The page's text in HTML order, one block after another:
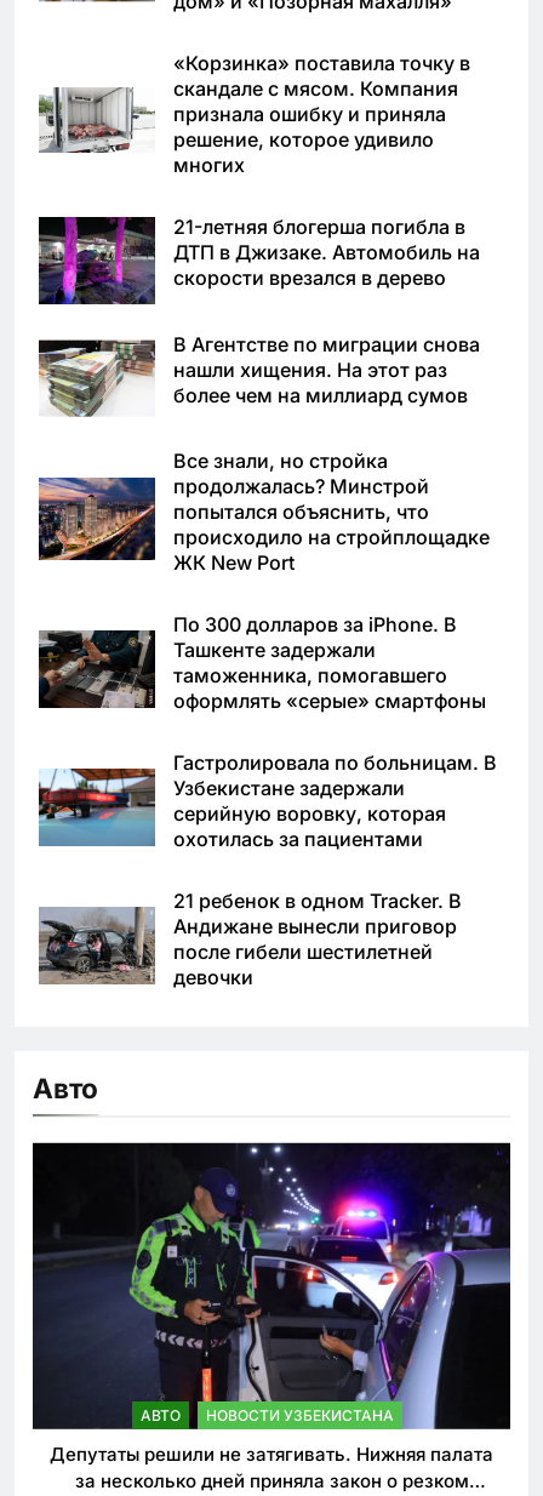
«Корзинка» поставила точку в
скандале с мясом. Компания
признала ошибку и приняла
решение, которое удивило
многих
21-летняя блогерша погибла в
ДТП в Джизаке. Автомобиль на
скорости врезался в дерево
В Агентстве по миграции снова
нашли хищения. На этот раз
более чем на миллиард сумов
Все знали, но стройка
продолжалась? Минстрой
попытался объяснить, что
происходило на стройплощадке
ЖК New Port
По 300 долларов за iPhone. В
Ташкенте задержали
таможенника, помогавшего
оформлять «серые» смартфоны
Гастролировала по больницам. В
Узбекистане задержали
серийную воровку, которая
охотилась за пациентами
21 ребенок в одном Tracker. В
Андижане вынесли приговор
после гибели шестилетней
девочки
Авто
АВТО НОВОСТИ УЗБЕКИСТАНА
Депутаты решили не затягивать. Нижняя палата
за несколько дней приняла закон о резком